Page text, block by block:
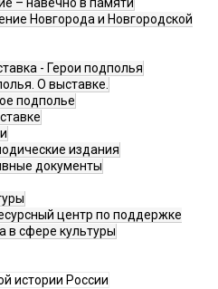
– навечно в памяти
Новгорода и Новгородской
- Герои подполья
О выставке.
подполье
издания
документы
центр по поддержке
в сфере культуры
истории России